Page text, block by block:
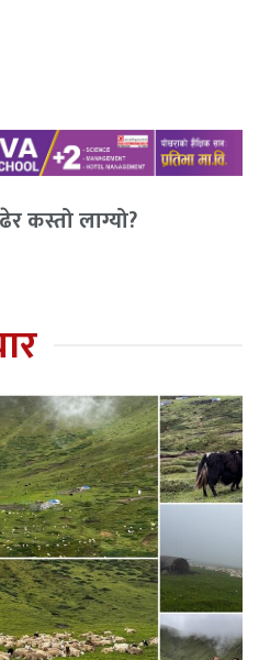
कस्तो लाग्यो?